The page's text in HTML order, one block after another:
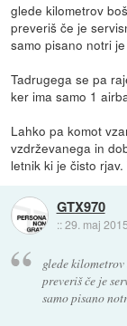
glede kilometrov
preveriš če je
samo pisano notri
Tadrugega se pa
ker ima samo 1
Lahko pa komot
vzdrževanega in
letnik ki je čisto
GTX970
::29. maj
glede
preveriš če je
samo pisano